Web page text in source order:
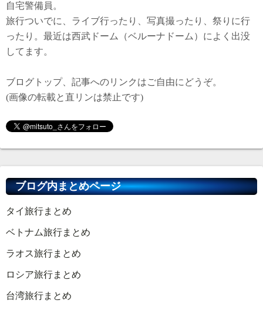
自宅警備員。
旅行ついでに、ライブ行ったり、写真撮ったり、祭りに行
ったり。最近は西武ドーム（ベルーナドーム）によく出没
してます。
ブログトップ、記事へのリンクはご自由にどうぞ。
(画像の転載と直リンは禁止です)
ブログ内まとめページ
タイ旅行まとめ
ベトナム旅行まとめ
ラオス旅行まとめ
ロシア旅行まとめ
台湾旅行まとめ